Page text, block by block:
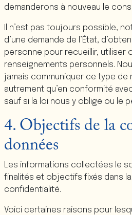
demanderons à nouveau le
Il n’est pas toujours possible,
d’une demande de l’État,
personne pour recueillir, utiliser
renseignements personnels.
jamais communiquer ce type de
autrement qu’en conformité
sauf si la loi nous y oblige ou le
4. Objectifs de la
données
Les informations collectées le
finalités et objectifs fixés dans
confidentialité.
Voici certaines raisons pour